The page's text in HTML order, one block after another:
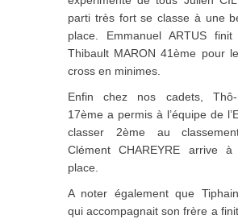
parti très fort se classe à une
place. Emmanuel ARTUS
Thibault MARON 41ème pour
cross en minimes.
Enfin chez nos cadets, Thô-
17ème a permis à l’équipe de
classer 2ème au
Clément CHAREYRE arrive
place.
A noter également que
qui accompagnait son frère a